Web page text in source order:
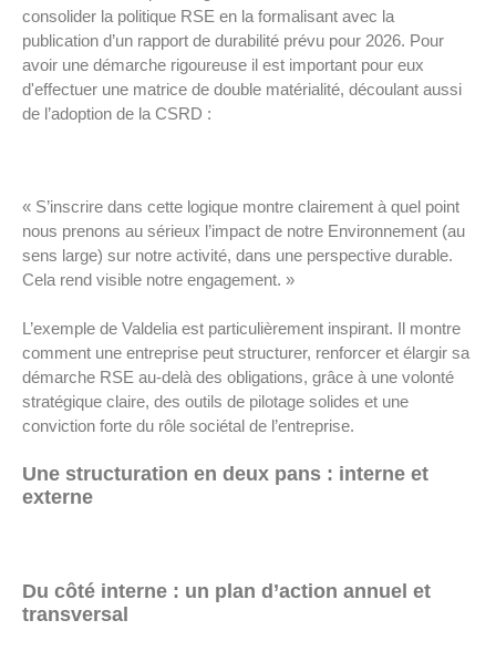
consolider la politique RSE en la formalisant avec la
publication d’un rapport de durabilité prévu pour 2026. Pour
avoir une démarche rigoureuse il est important pour eux
d'effectuer une matrice de double matérialité, découlant aussi
de l’adoption de la CSRD :
« S’inscrire dans cette logique montre clairement à quel point
nous prenons au sérieux l’impact de notre Environnement (au
sens large) sur notre activité, dans une perspective durable.
Cela rend visible notre engagement. »
L’exemple de Valdelia est particulièrement inspirant. Il montre
comment une entreprise peut structurer, renforcer et élargir sa
démarche RSE au-delà des obligations, grâce à une volonté
stratégique claire, des outils de pilotage solides et une
conviction forte du rôle sociétal de l’entreprise.
Une structuration en deux pans : interne et
externe
Du côté interne : un plan d’action annuel et
transversal